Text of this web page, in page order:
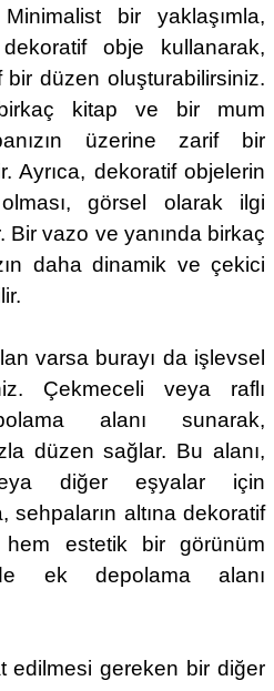
bir yaklaşımla,
obje kullanarak,
bir düzen oluşturabilirsiniz.
kitap ve bir mum
üzerine zarif bir
Ayrıca, dekoratif objelerin
görsel olarak ilgi
Bir vazo ve yanında birkaç
daha dinamik ve çekici
varsa burayı da işlevsel
Çekmeceli veya raflı
alanı sunarak,
düzen sağlar. Bu alanı,
diğer eşyalar için
sehpaların altına dekoratif
hem estetik bir görünüm
ek depolama alanı
edilmesi gereken bir diğer